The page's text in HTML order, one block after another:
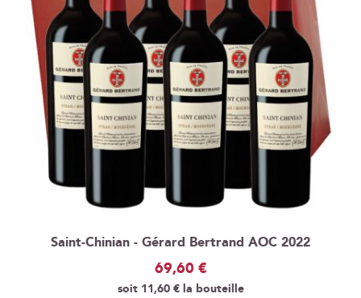
Saint-Chinian - Gérard Bertrand AOC 2022
69,60 €
soit 11,60 €la bouteille